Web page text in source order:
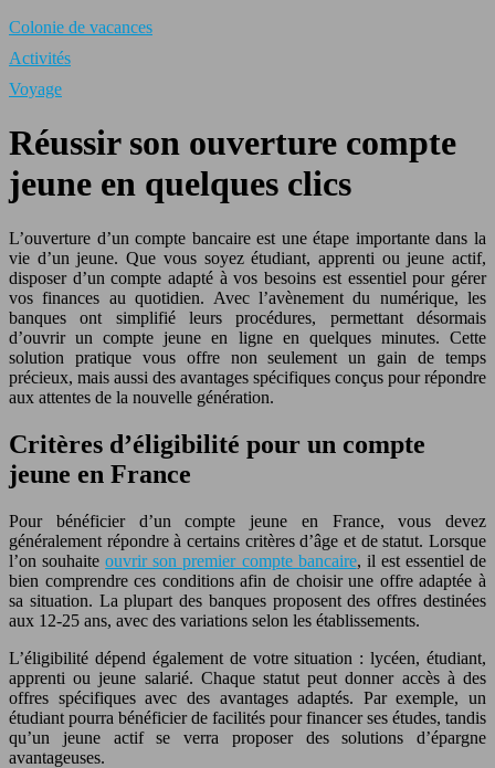
Colonie de vacances
Activités
Voyage
Réussir son ouverture compte
jeune en quelques clics
L’ouverture d’un compte bancaire est une étape importante dans la
vie d’un jeune. Que vous soyez étudiant, apprenti ou jeune actif,
disposer d’un compte adapté à vos besoins est essentiel pour gérer
vos finances au quotidien. Avec l’avènement du numérique, les
banques ont simplifié leurs procédures, permettant désormais
d’ouvrir un compte jeune en ligne en quelques minutes. Cette
solution pratique vous offre non seulement un gain de temps
précieux, mais aussi des avantages spécifiques conçus pour répondre
aux attentes de la nouvelle génération.
Critères d’éligibilité pour un compte
jeune en France
Pour bénéficier d’un compte jeune en France, vous devez
généralement répondre à certains critères d’âge et de statut. Lorsque
l’on souhaiteouvrir son premier compte bancaire, il est essentiel de
bien comprendre ces conditions afin de choisir une offre adaptée à
sa situation. La plupart des banques proposent des offres destinées
aux 12-25 ans, avec des variations selon les établissements.
L’éligibilité dépend également de votre situation : lycéen, étudiant,
apprenti ou jeune salarié. Chaque statut peut donner accès à des
offres spécifiques avec des avantages adaptés. Par exemple, un
étudiant pourra bénéficier de facilités pour financer ses études, tandis
qu’un jeune actif se verra proposer des solutions d’épargne
avantageuses.